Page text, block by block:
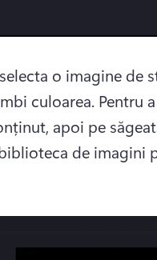
o imagine de
culoarea. Pentru
apoi pe
de imagini